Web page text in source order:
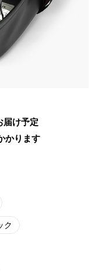
届け予定
かります
ク